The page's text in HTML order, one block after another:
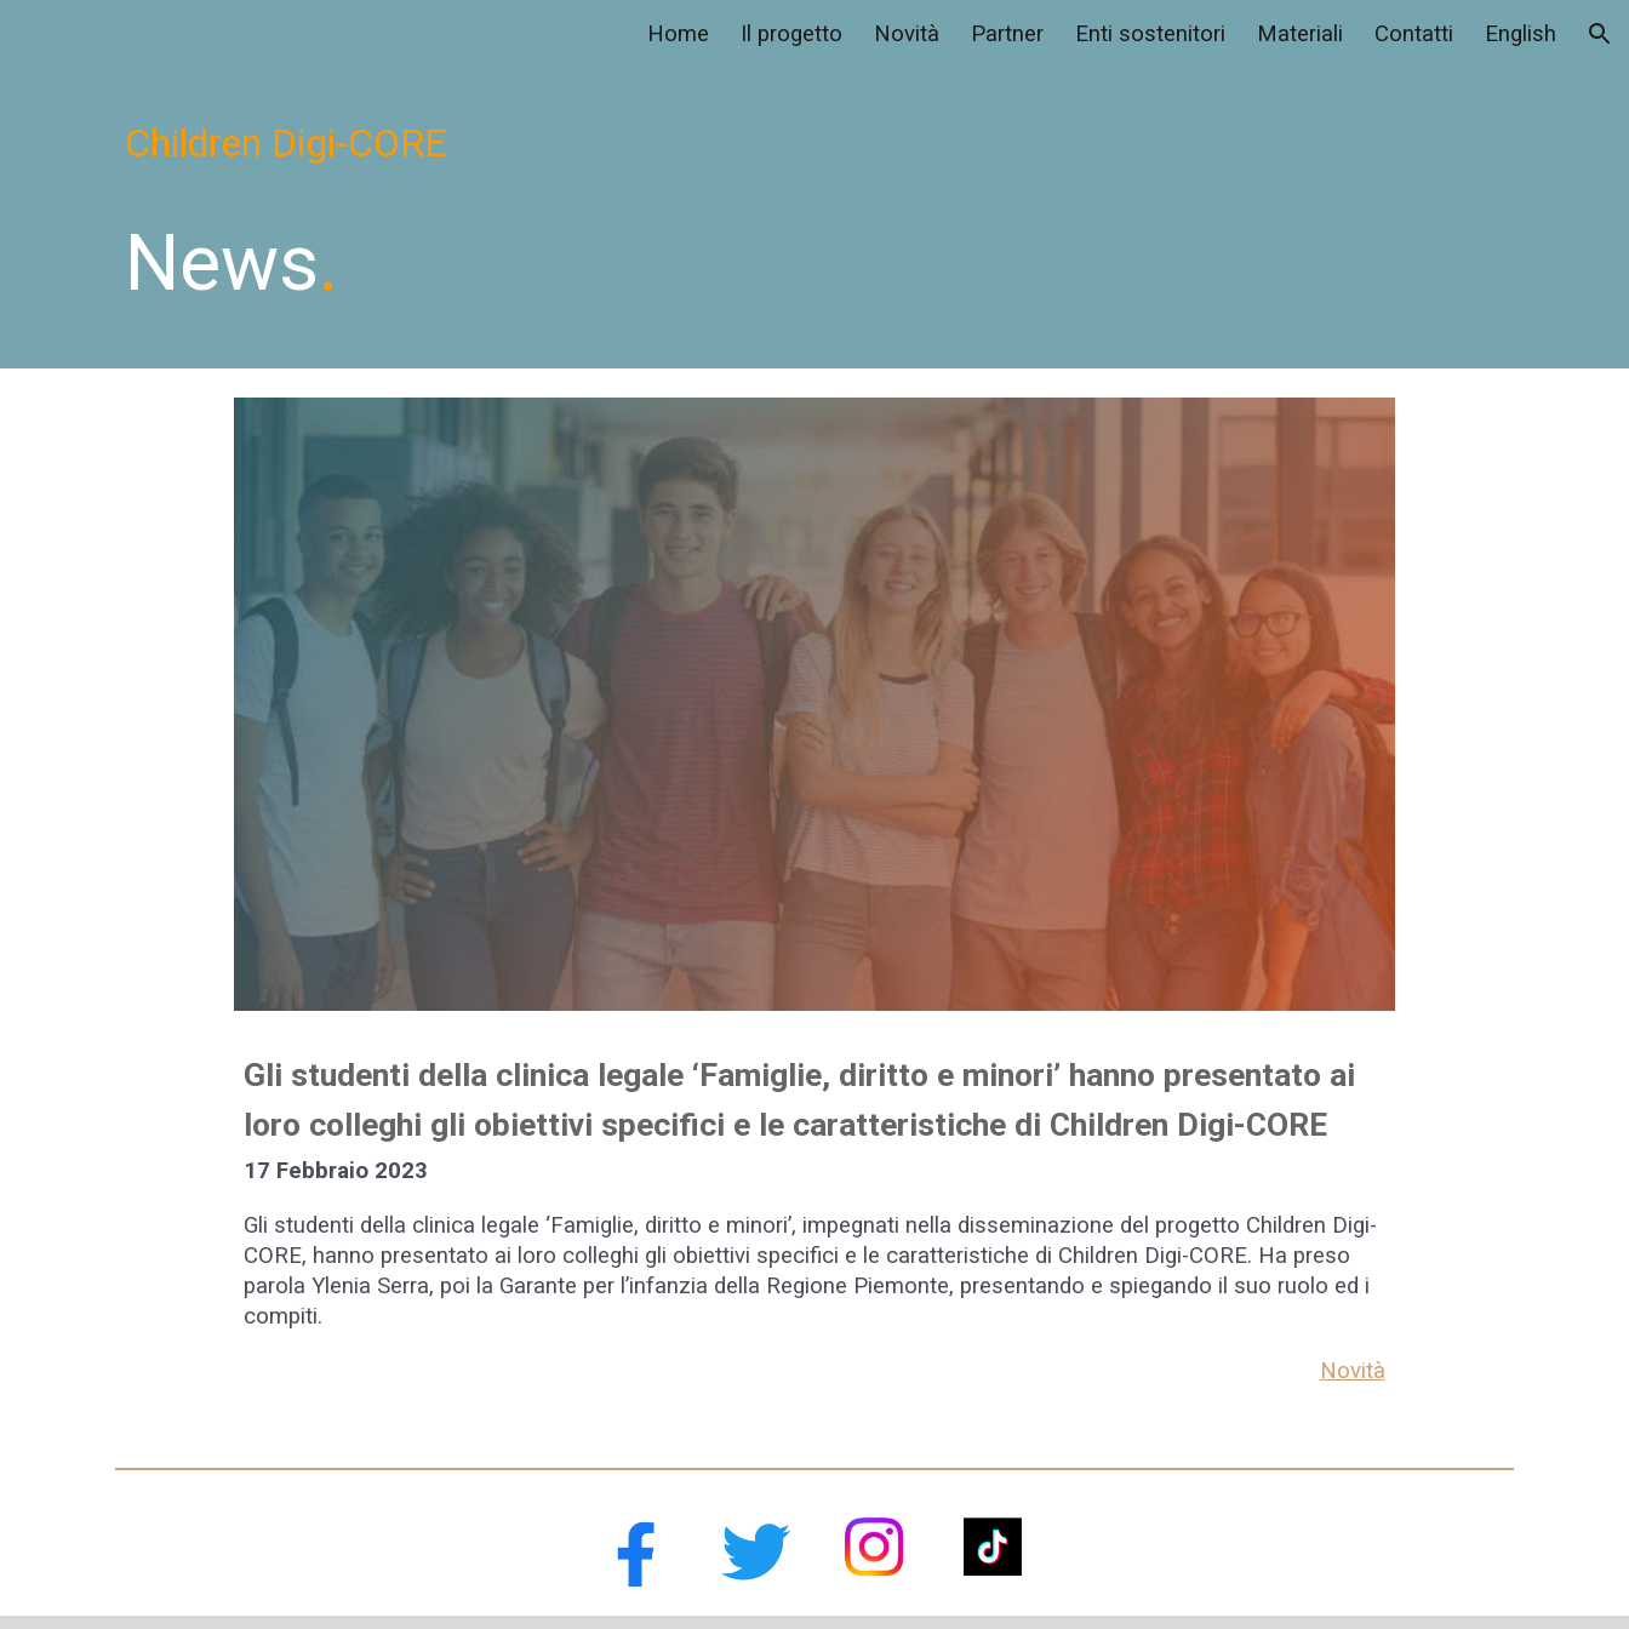
Skip to main content Skip to navigation
Home Il progetto Novità Partner Enti sostenitori Materiali Contatti English
Children Digi-CORE
News.
Gli studenti della clinica legale ‘Famiglie, diritto e minori’ hanno presentato ai
loro colleghi gli obiettivi specifici e le caratteristiche di Children Digi-CORE
17 Febbraio 2023
Gli studenti della clinica legale ‘Famiglie, diritto e minori’, impegnati nella disseminazione del progetto Children Digi-
CORE, hanno presentato ai loro colleghi gli obiettivi specifici e le caratteristiche di Children Digi-CORE. Ha preso
parola Ylenia Serra, poi la Garante per l’infanzia della Regione Piemonte, presentando e spiegando il suo ruolo ed i
compiti.
Novità